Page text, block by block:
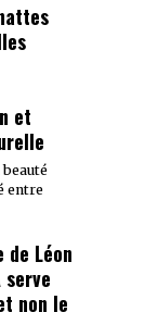
et
beauté
entre
de Léon
serve
non le